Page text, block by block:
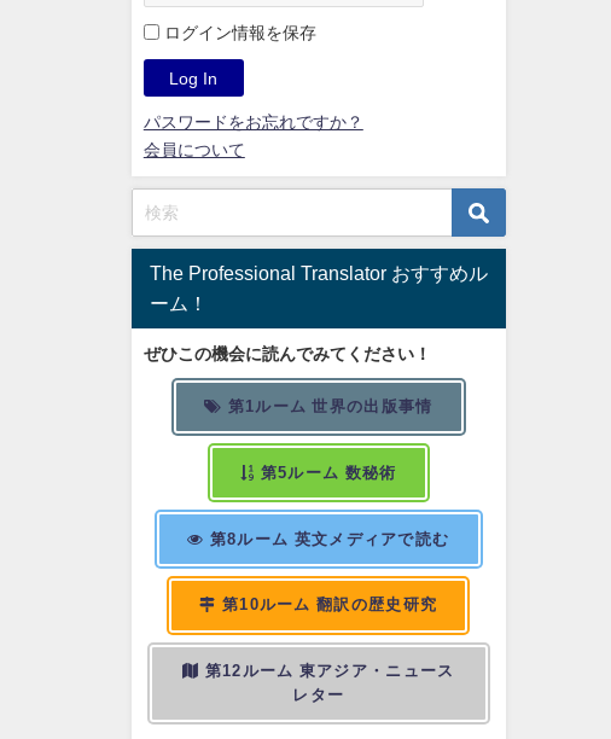
ログイン情報を保存
パスワードをお忘れですか？
会員について
The Professional Translator おすすめル
ーム！
ぜひこの機会に読んでみてください！
第1ルーム 世界の出版事情
第5ルーム 数秘術
第8ルーム 英文メディアで読む
第10ルーム 翻訳の歴史研究
第12ルーム 東アジア・ニュース
レター